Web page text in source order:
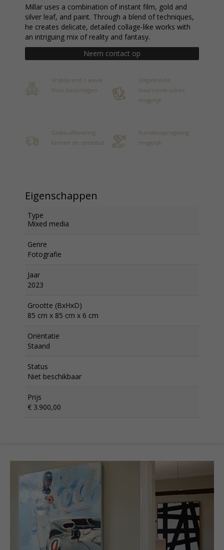
Millar uses a combination of instant film, gold and
silver leaf, and paint. Through a blend of techniques,
he creates delicate, detailed collage-like works with
an intriguing mix of reality and fantasy.
Neem contact op
Vrijblijvend 1 week
thuis bezichtigen
Uitgebreide
huurconstructies
mogelijk
Gratis aflevering
binnen de randstad
Kunstkoopregeling
mogelijk
Eigenschappen
Type
Mixed media
Genre
Fotografie
Jaar
2023
Grootte (BxHxD)
85 cm x 85 cm x 6 cm
Oriëntatie
Staand
Status
Niet beschikbaar
Prijs
€ 3.900,00